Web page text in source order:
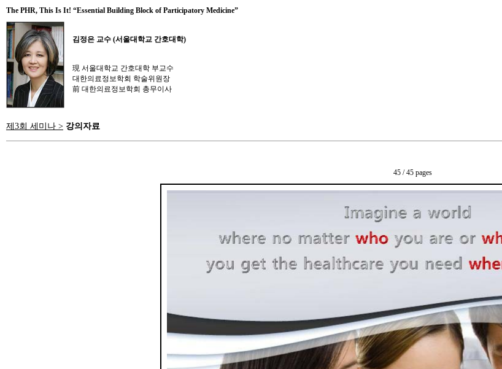
The PHR, This Is It! “Essential Building Block of Participatory Medicine”
김정은 교수 (서울대학교 간호대학)
現 서울대학교 간호대학 부교수
대한의료정보학회 학술위원장
前 대한의료정보학회 총무이사
제3회 세미나 > 강의자료
45 / 45 pages